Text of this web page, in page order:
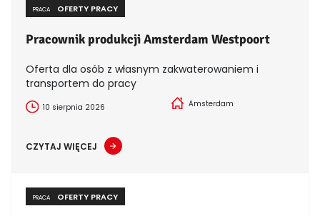
PRACA OFERTY PRACY
Pracownik produkcji Amsterdam Westpoort
Oferta dla osób z własnym zakwaterowaniem i
transportem do pracy
10 sierpnia 2026 Amsterdam
CZYTAJ WIĘCEJ
PRACA OFERTY PRACY